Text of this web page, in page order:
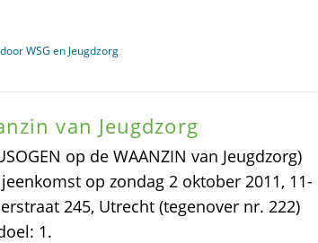
WSG en Jeugdzorg
van Jeugdzorg
op de WAANZIN van Jeugdzorg)
op zondag 2 oktober 2011, 11-
245, Utrecht (tegenover nr. 222)
1.